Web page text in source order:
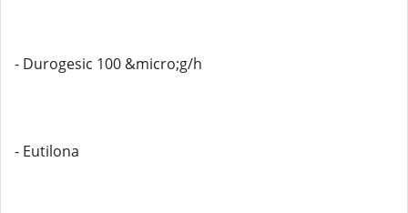
- Durogesic 100 &micro;g/h
- Eutilona